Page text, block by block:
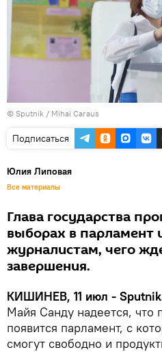
© Sputnik / Mihai Caraus
Подписаться
Юлия Липовая
Все материалы
Глава государства
выборах в парламент
журналистам, чего
завершения.
КИШИНЕВ, 11 июл -
Майя Санду надеется, что
появится парламент, с
смогут свободно и